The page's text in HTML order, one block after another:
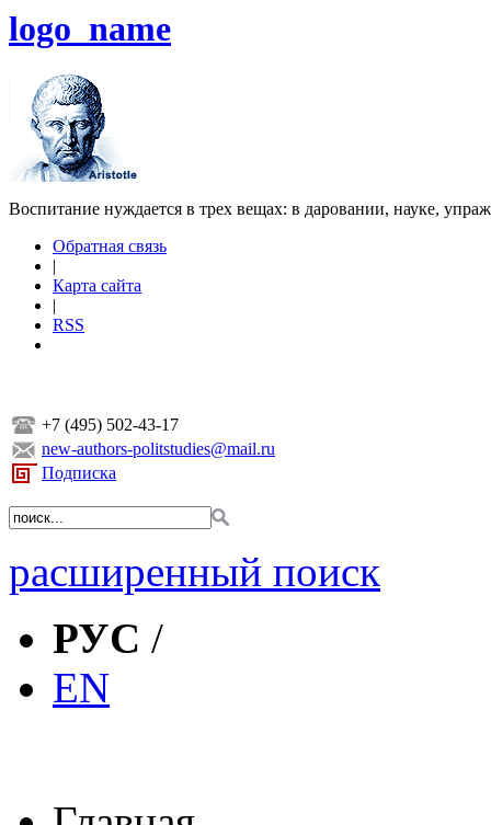
logo_name
Воспитание нуждается в трех вещах: в даровании, науке,
Обратная связь
|
Карта сайта
|
RSS
+7 (495) 502-43-17
new-authors-politstudies@mail.ru
Подписка
расширенный поиск
РУС /
EN